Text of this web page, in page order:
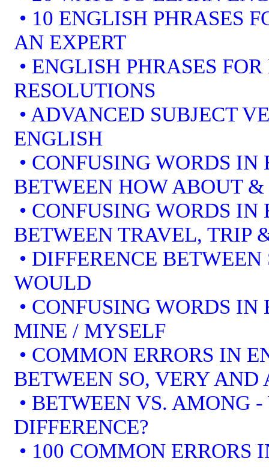
• 10 ENGLISH PHRASES
AN EXPERT
• ENGLISH PHRASES
RESOLUTIONS
• ADVANCED SUBJECT
ENGLISH
• CONFUSING WORDS
BETWEEN HOW ABOUT
• CONFUSING WORDS
BETWEEN TRAVEL, TRIP
• DIFFERENCE
WOULD
• CONFUSING WORDS
MINE / MYSELF
• COMMON ERRORS IN
BETWEEN SO, VERY AND
• BETWEEN VS. AMONG
DIFFERENCE?
• 100 COMMON ERRORS